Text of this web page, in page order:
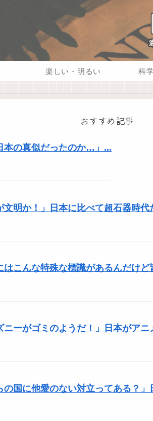
楽しい・明るい 科
おすすめ記事
本の真似だったのか…」...
文明か！」日本に比べて超石器時
はこんな特殊な標識があるんだけ
ニーがゴミのようだ！」日本がア
の国に他愛のない対立ってある？」